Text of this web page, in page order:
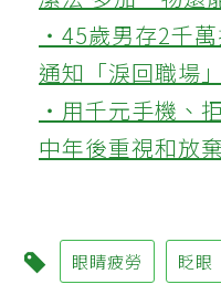
‧45歲男存2千
通知「淚回職場
‧用千元手機、
中年後重視和放
眼睛疲勞 眨眼